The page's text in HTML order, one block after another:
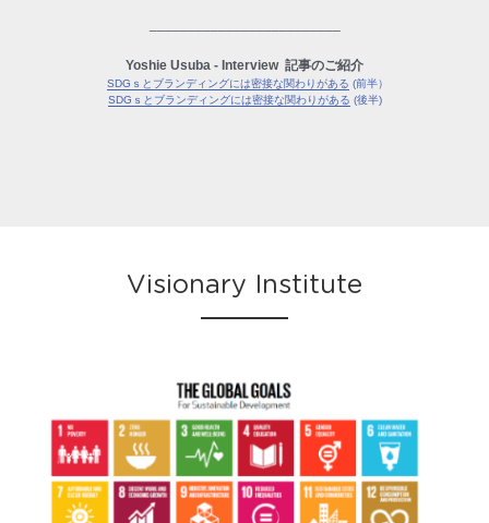
Yoshie Usuba - Interview  記事のご紹介
SDGｓとブランディングには密接な関わりがある (前半）
SDGｓとブランディングには密接な関わりがある (後半)
Visionary Institute